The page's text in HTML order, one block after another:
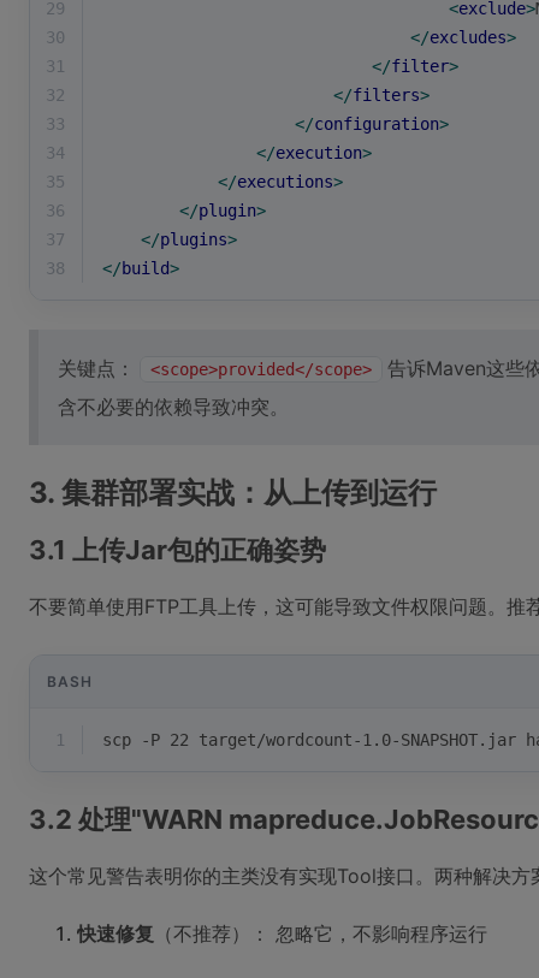
29
<exclude>
30
</excludes>
31
</filter>
32
</filters>
33
</configuration>
34
</execution>
35
</executions>
36
</plugin>
37
</plugins>
38
</build>
关键点： <scope>provided</scope>
告诉Maven这些
含不必要的依赖导致冲突。
3. 集群部署实战：从上传到运行
3.1 上传Jar包的正确姿势
不要简单使用FTP工具上传，这可能导致文件权限问题。推
BASH
1 scp -P 22 target/wordcount-1.0-SNAPSHOT.jar
3.2 处理"WARN
这个常见警告表明你的主类没有实现Tool接口。两种解决方
快速修复 （不推荐）： 忽略它，不影响程序运行